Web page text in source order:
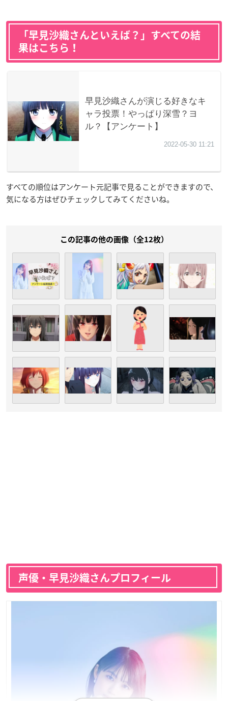
「早見沙織さんといえば？」すべての結
果はこちら！
すべての順位はアンケート元記事で見ることができますので、
気になる方はぜひチェックしてみてくださいね。
この記事の他の画像（全12枚）
声優・早見沙織さんプロフィール